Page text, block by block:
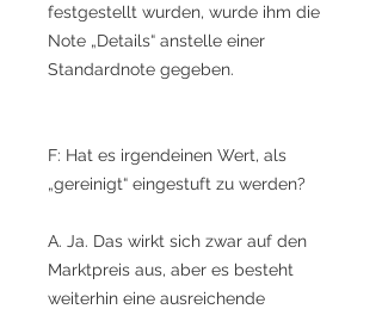
festgestellt wurden, wurde ihm die
Note „Details“ anstelle einer
Standardnote gegeben.
F: Hat es irgendeinen Wert, als
„gereinigt“ eingestuft zu werden?
A. Ja. Das wirkt sich zwar auf den
Marktpreis aus, aber es besteht
weiterhin eine ausreichende